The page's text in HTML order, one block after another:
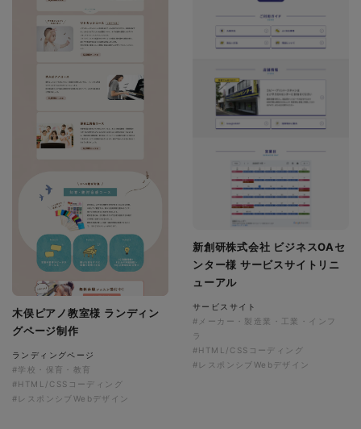
新創研株式会社 ビジネスOAセ
ンター様 サービスサイトリニ
ューアル
サービスサイト
#メーカー・製造業・工業・インフ
ラ
#HTML/CSSコーディング
#レスポンシブWebデザイン
木俣ピアノ教室様 ランディン
グページ制作
ランディングページ
#学校・保育・教育
#HTML/CSSコーディング
#レスポンシブWebデザイン